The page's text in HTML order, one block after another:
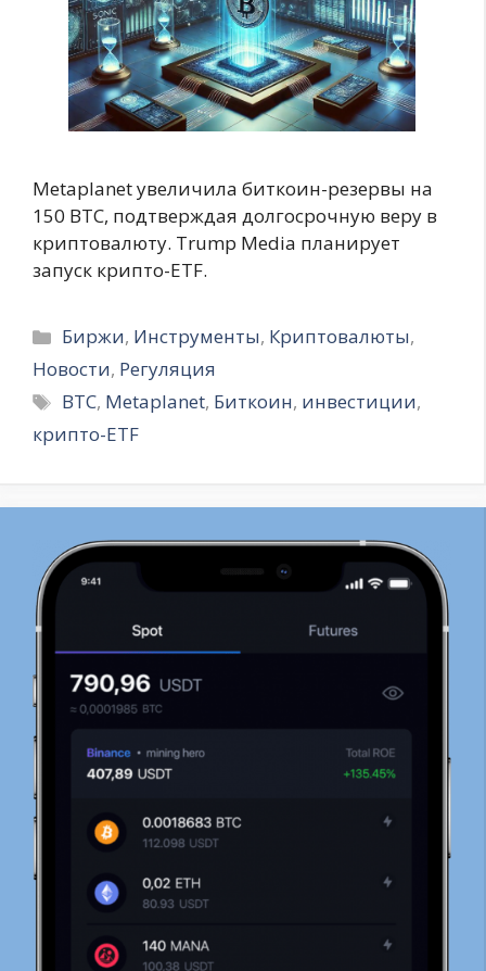
Metaplanet увеличила биткоин-резервы на
150 BTC, подтверждая долгосрочную веру в
криптовалюту. Trump Media планирует
запуск крипто-ETF.
Рубрики
Биржи, Инструменты, Криптовалюты,
Новости, Регуляция
Метки
BTC, Metaplanet, Биткоин, инвестиции,
крипто-ETF